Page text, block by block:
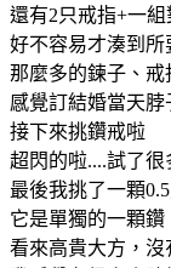
還有2只戒指+一
好不容易才湊到所
那麼多的鍊子、戒
感覺訂結婚當天
接下來挑鑽戒啦
超閃的啦....試了很
最後我挑了一顆
它是單獨的一顆鑽
看來高貴大方，